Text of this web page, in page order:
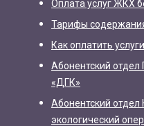
Оплата услуг ЖКХ
Тарифы
Как оплатить
Абонентский
«ДГК»
Абонентский
экологический